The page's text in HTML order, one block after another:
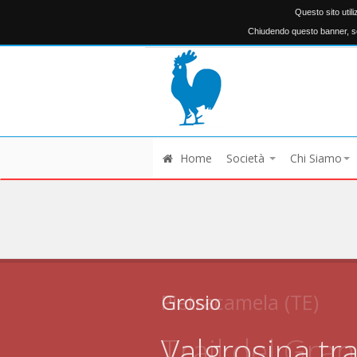
Questo sito
Chiudendo questo banner,
Home Società Chi Siamo
Grosio
Pietracamela (TE)